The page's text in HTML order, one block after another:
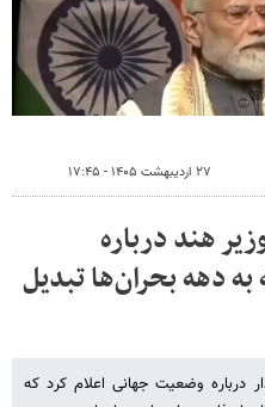
۲۷ اردیبهشت ۱۴۰۵ - ۱۷:۴۵
هند درباره
دهه بحران‌ها تبدیل
درباره وضعیت جهانی اعلام کرد که